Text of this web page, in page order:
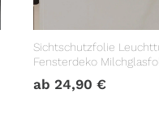
Sichtschutzfolie
Fensterdeko
ab 24,90 €